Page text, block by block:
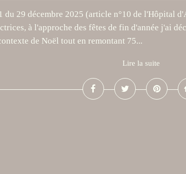
du 29 décembre 2025 (article n°10 de l'Hôpital
à l'approche des fêtes de fin d'année j'ai
de Noël tout en remontant 75...
Lire la suite